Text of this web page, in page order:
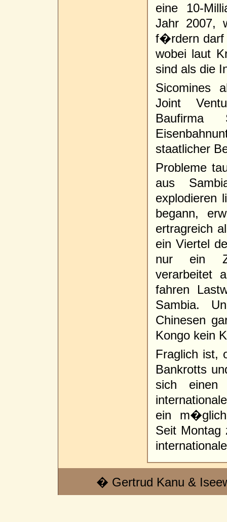
eine 10-
Jahr 2007,
f�rdern darf
wobei laut
sind als die
Sicomines
Joint
Baufirma
staatlicher
Probleme
aus
explodieren
begann,
ertragreich
ein Viertel
nur ein
verarbeitet
fahren
Sambia.
Chinesen
Kongo kein
Fraglich ist,
Bankrotts
sich
ein
Seit Montag
� Gertrud Kanu &